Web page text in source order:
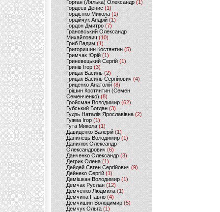
Горган (Лялька) Олександр(1)
Гордеєв Денис (1)
Гордієнко Микола (1)
Гордійчук Андрій (1)
Гордон Дмитро (7)
Грановський Олександр
Михайлович (10)
Гриб Вадим (1)
Григоришин Костянтин (5)
Гримчак Юрій(1)
Гриневецький Сергій(1)
Гринів Ігор (3)
Грицак Василь (2)
Грицак Василь Сергійович (4)
Гриценко Анатолій (8)
Грішин Костянтин (Семен
Семенченко)(8)
Гройсман Володимир(62)
Губський Богдан (3)
Гудзь Наталія Ярославівна(2)
Гужва Ігор (1)
Гута Микола (1)
Давиденко Валерій (1)
Данилець Володимир(1)
Данилюк Олександр
Олександрович (6)
Данченко Олександр (3)
Дегрик Олена(1)
Дейдей Євген Сергійович(9)
Дейнеко Сергій (1)
Демішкан Володимир(1)
Демчак Руслан (12)
Демченко Людмила (1)
Демчина Павло (4)
Демчишин Володимир (5)
Демчук Ольга(1)